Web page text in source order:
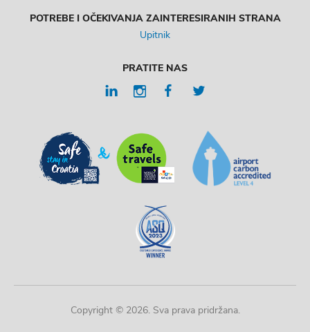
POTREBE I OČEKIVANJA ZAINTERESIRANIH STRANA
Upitnik
PRATITE NAS
Copyright © 2026. Sva prava pridržana.